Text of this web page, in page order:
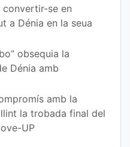
convertir-se en
a Dénia en la seua
obsequia la
Dénia amb
amb la
la trobada final del
UP